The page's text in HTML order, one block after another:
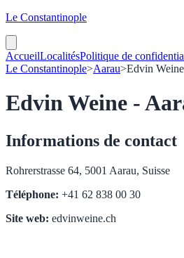
Le Constantinople
AccueilLocalitésPolitique de
Le Constantinople>Aarau>Edvin Weine
Edvin Weine -
Informations de contact
Rohrerstrasse 64, 5001 Aarau, Suisse
Téléphone: +41 62 838 00 30
Site web: edvinweine.ch